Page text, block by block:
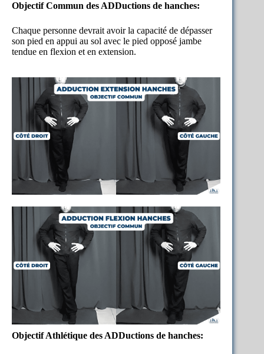
Objectif Commun des ADDuctions de hanches:
Chaque personne devrait avoir la capacité de dépasser
son pied en appui au sol avec le pied opposé jambe
tendue en flexion et en extension.
Objectif Athlétique des ADDuctions de hanches: